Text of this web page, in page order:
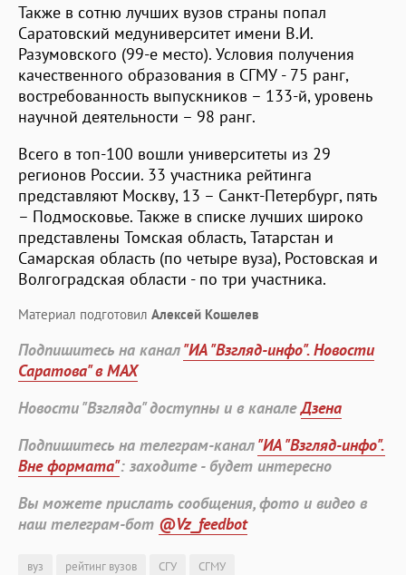
Также в сотню лучших вузов страны попал
Саратовский медуниверситет имени В.И.
Разумовского (99-е место). Условия получения
качественного образования в СГМУ - 75 ранг,
востребованность выпускников – 133-й, уровень
научной деятельности – 98 ранг.
Всего в топ-100 вошли университеты из 29
регионов России. 33 участника рейтинга
представляют Москву, 13 – Санкт-Петербург, пять
– Подмосковье. Также в списке лучших широко
представлены Томская область, Татарстан и
Самарская область (по четыре вуза), Ростовская и
Волгоградская области - по три участника.
Материал подготовил Алексей Кошелев
Подпишитесь на канал"ИА "Взгляд-инфо". Новости
Саратова" в MAX
Новости "Взгляда" доступны и в каналеДзена
Подпишитесь на телеграм-канал"ИА "Взгляд-инфо".
Вне формата": заходите - будет интересно
Вы можете прислать сообщения, фото и видео в
наш телеграм-бот @Vz_feedbot
вуз рейтинг вузов СГУ
СГМУ